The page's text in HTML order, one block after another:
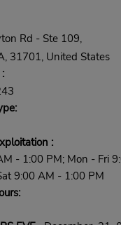
Rd - Ste 109,
31701, United States
:
- 1:00 PM; Mon - Fri
9:00 AM - 1:00 PM